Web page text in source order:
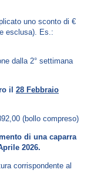
uno sconto di €
esclusa). Es.:
dalla 2° settimana
il 28 Febbraio
(bollo compreso)
di una caparra
2026.
corrispondente al